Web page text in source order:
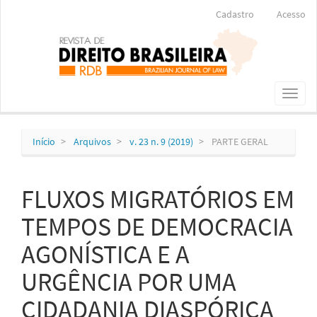
Conteúdo
principal
Cadastro Acesso
Toggle
Início Arquivos v. 23 n. 9 (2019) PARTE GERAL
FLUXOS MIGRATÓRIOS EM
TEMPOS DE DEMOCRACIA
AGONÍSTICA E A
URGÊNCIA POR UMA
CIDADANIA DIASPÓRICA